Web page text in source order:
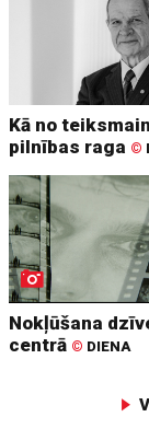
Kā no
pilnības raga ©
Nokļūšana
centrā © DIENA